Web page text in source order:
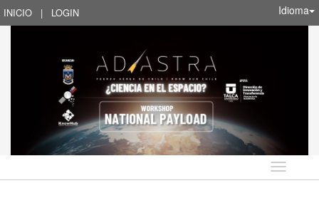
INICIO | LOGIN Idioma
Idioma